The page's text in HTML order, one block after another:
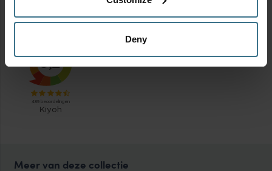
Deny
prijs
was:
is:
Meer van deze collectie